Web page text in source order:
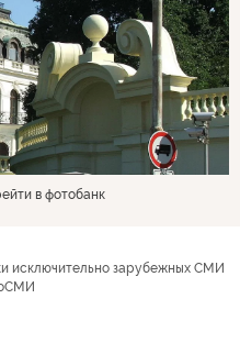
в фотобанк
исключительно зарубежных СМИ